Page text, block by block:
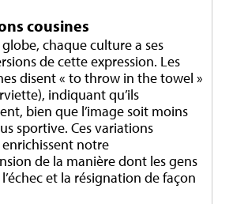
cousines
chaque culture a ses
de cette expression. Les
disent « to throw in the towel »
indiquant qu’ils
bien que l’image soit moins
sportive. Ces variations
notre
de la manière dont les gens
et la résignation de façon